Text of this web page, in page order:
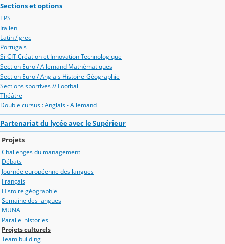
Sections et options
EPS
Italien
Latin / grec
Portugais
Si-CIT Création et Innovation Technologique
Section Euro / Allemand Mathématiques
Section Euro / Anglais Histoire-Géographie
Sections sportives // Football
Théâtre
Double cursus : Anglais - Allemand
Partenariat du lycée avec le Supérieur
Projets
Challenges du management
Débats
Journée européenne des langues
Français
Histoire géographie
Semaine des langues
MUNA
Parallel histories
Projets culturels
Team building